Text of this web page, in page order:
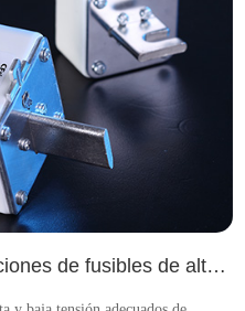
¿¿ cuáles son las clasificaciones de fusibles de alta tensión y fusibles de baja tensión?